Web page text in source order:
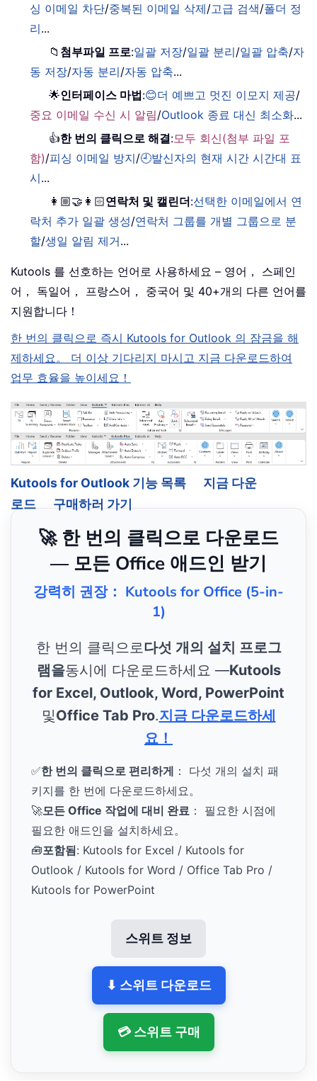
싱 이메일 차단/중복된 이메일 삭제/고급 검색/폴더 정
리...
📁 첨부파일 프로:일괄 저장/일괄 분리/일괄 압축/자
동 저장/자동 분리/자동 압축...
🌟인터페이스 마법:😊더 예쁘고 멋진 이모지 제공/
중요 이메일 수신 시 알림/Outlook 종료 대신 최소화...
👍한 번의 클릭으로 해결:모두 회신(첨부 파일 포
함)/피싱 이메일 방지/🕘발신자의 현재 시간 시간대 표
시...
👩🏼‍🤝‍👩🏻연락처 및 캘린더:선택한 이메일에서 연
락처 추가 일괄 생성/연락처 그룹를 개별 그룹으로 분
할/생일 알림 제거...
Kutools 를 선호하는 언어로 사용하세요 – 영어， 스페인
어， 독일어， 프랑스어， 중국어 및 40+개의 다른 언어를
지원합니다！
한 번의 클릭으로 즉시 Kutools for Outlook 의 잠금을 해
제하세요。 더 이상 기다리지 마시고 지금 다운로드하여
업무 효율을 높이세요！
Kutools for Outlook 기능 목록
지금 다운
로드
구매하러 가기
🚀 한 번의 클릭으로 다운로드
— 모든 Office 애드인 받기
강력히 권장： Kutools for Office (5-in-
1)
한 번의 클릭으로다섯 개의 설치 프로그
램을동시에 다운로드하세요 —Kutools
for Excel, Outlook, Word, PowerPoint
및Office Tab Pro.지금 다운로드하세
요！
✅한 번의 클릭으로 편리하게 ： 다섯 개의 설치 패
키지를 한 번에 다운로드하세요。
🚀모든 Office 작업에 대비 완료 ： 필요한 시점에
필요한 애드인을 설치하세요。
🧰포함됨: Kutools for Excel / Kutools for
Outlook / Kutools for Word / Office Tab Pro /
Kutools for PowerPoint
스위트 정보
⬇ 스위트 다운로드
💳 스위트 구매